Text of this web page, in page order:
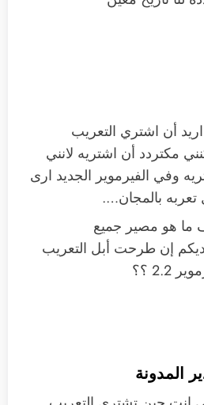
أن اشتري التعريب
مكتردد أن اشتريه لانني
وفي الفيرموير الجديد ارى
بالمجان….
ما هو مصير جميع
إن طرحت أبل التعريب
2.2 ؟؟
المدونة